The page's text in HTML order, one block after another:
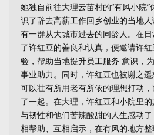
她独自前往大理云苗村的“有风小院
识了辞去高薪工作回乡创业的当地
有一群从大城市过去的同龄人。在
了许红豆的善良和认真，便邀请许
验，帮助当地提升员工服务 意识，
事业助力。同时，许红豆也被谢之
可以壮有所用老有所依的理想打动
了一起。在大理，许红豆和小院里
与韧性和他们苦辣酸甜的人生感动
相帮助、互相启示，在有风的地方